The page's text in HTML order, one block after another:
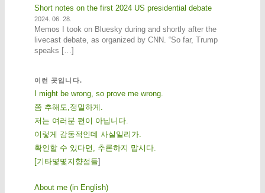
Short notes on the first 2024 US presidential debate
2024. 06. 28.
Memos I took on Bluesky during and shortly after the
livecast debate, as organized by CNN. “So far, Trump
speaks […]
이런 곳입니다.
I might be wrong, so prove me wrong.
쫌 추해도,정밀하게.
저는 여러분 편이 아닙니다.
이렇게 감동적인데 사실일리가.
확인할 수 있다면, 추론하지 맙시다.
[기 타몇 몇 지 향점 들]
About me (in English)